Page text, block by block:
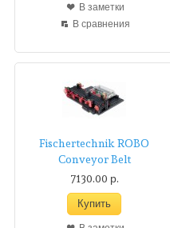
В заметки
В сравнения
Fischertechnik ROBO
Conveyor Belt
7130.00 р.